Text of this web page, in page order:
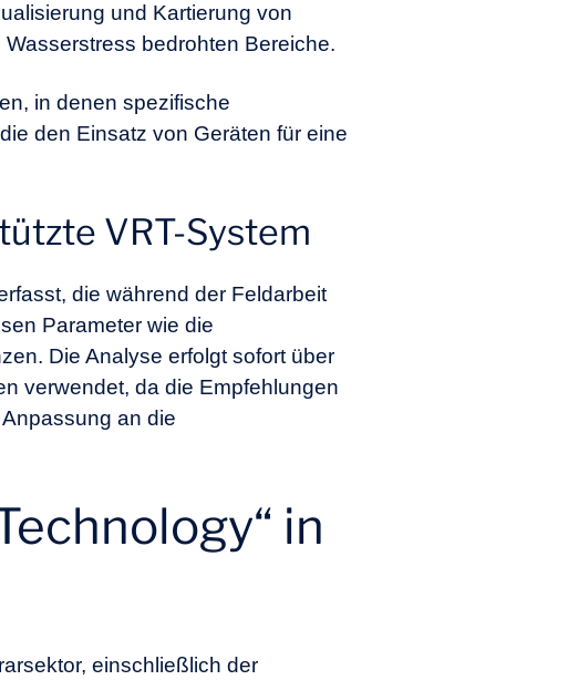
und Kartierung von
bedrohten Bereiche.
in denen spezifische
den Einsatz von Geräten für eine
VRT-System
die während der Feldarbeit
Parameter wie die
Die Analyse erfolgt sofort über
verwendet, da die Empfehlungen
an die
in
einschließlich der